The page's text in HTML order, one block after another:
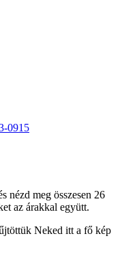
0915
nézd meg összesen 26
az árakkal együtt.
Neked itt a fő kép